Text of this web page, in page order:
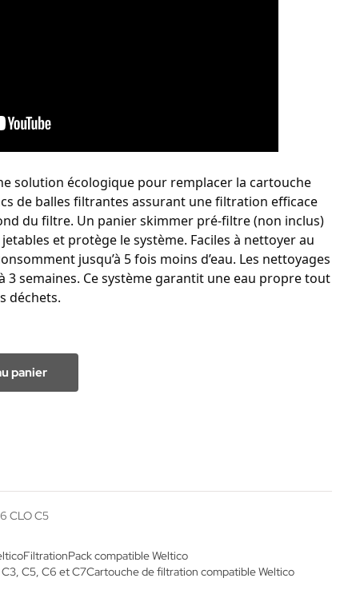
solution écologique pour remplacer la cartouche
de balles filtrantes assurant une filtration efficace
du filtre. Un panier skimmer pré-filtre (non inclus)
et protège le système. Faciles à nettoyer au
jusqu’à 5 fois moins d’eau. Les nettoyages
3 semaines. Ce système garantit une eau propre tout
déchets.
panier
CLO C5
FiltrationPack compatible Weltico
C5, C6 et C7Cartouche de filtration compatible Weltico